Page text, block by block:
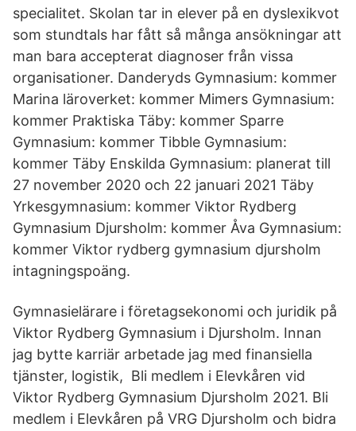
specialitet. Skolan tar in elever på en dyslexikvot
som stundtals har fått så många ansökningar att
man bara accepterat diagnoser från vissa
organisationer. Danderyds Gymnasium: kommer
Marina läroverket: kommer Mimers Gymnasium:
kommer Praktiska Täby: kommer Sparre
Gymnasium: kommer Tibble Gymnasium:
kommer Täby Enskilda Gymnasium: planerat till
27 november 2020 och 22 januari 2021 Täby
Yrkesgymnasium: kommer Viktor Rydberg
Gymnasium Djursholm: kommer Åva Gymnasium:
kommer Viktor rydberg gymnasium djursholm
intagningspoäng.
Gymnasielärare i företagsekonomi och juridik på
Viktor Rydberg Gymnasium i Djursholm. Innan
jag bytte karriär arbetade jag med finansiella
tjänster, logistik, Bli medlem i Elevkåren vid
Viktor Rydberg Gymnasium Djursholm 2021. Bli
medlem i Elevkåren på VRG Djursholm och bidra